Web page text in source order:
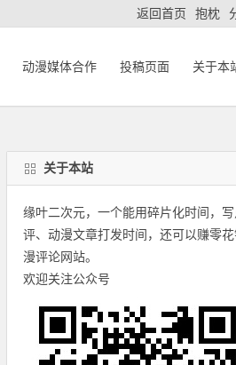
返回首页 抱枕
动漫媒体合作 投稿页面 关于本
关于本站
缘叶二次元，一个能用碎片化时间，
评、动漫文章打发时间，还可以赚零
漫评论网站。
欢迎关注公众号